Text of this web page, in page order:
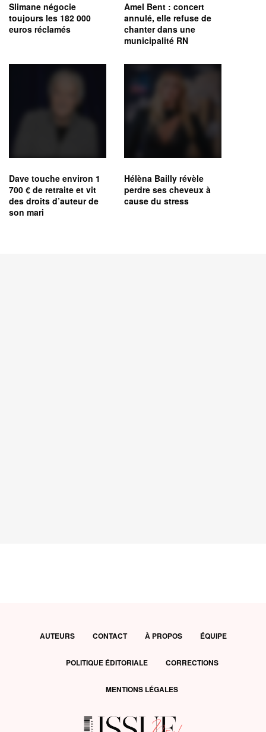
Slimane négocie
toujours les 182 000
euros réclamés
Amel Bent : concert
annulé, elle refuse de
chanter dans une
municipalité RN
Dave touche environ 1
700 € de retraite et vit
des droits d’auteur de
son mari
Hélèna Bailly révèle
perdre ses cheveux à
cause du stress
AUTEURS CONTACT À PROPOS ÉQUIPE
POLITIQUE ÉDITORIALE CORRECTIONS
MENTIONS LÉGALES